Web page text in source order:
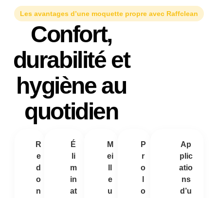
Les avantages d’une moquette propre avec Raffclean
Confort,
durabilité et
hygiène au
quotidien
R
e
d
o
n
É
li
m
in
at
M
ei
e
u
P
r
o
o
Ap
plic
atio
ns
d’u